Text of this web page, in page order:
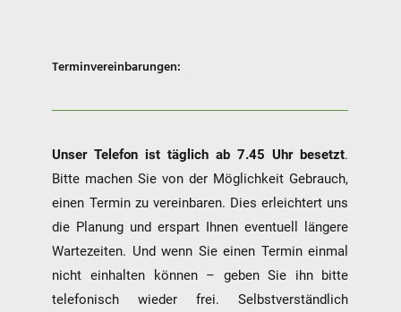
Terminvereinbarungen:
Unser Telefon ist täglich ab 7.45 Uhr besetzt.
Bitte machen Sie von der Möglichkeit Gebrauch,
einen Termin zu vereinbaren. Dies erleichtert uns
die Planung und erspart Ihnen eventuell längere
Wartezeiten. Und wenn Sie einen Termin einmal
nicht einhalten können – geben Sie ihn bitte
telefonisch wieder frei. Selbstverständlich